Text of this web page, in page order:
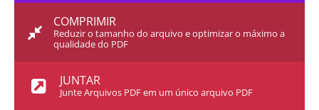
COMPRIMIR
Reduzir o tamanho do arquivo e optimizar o máximo a
qualidade do PDF
JUNTAR
Junte Arquivos PDF em um único arquivo PDF